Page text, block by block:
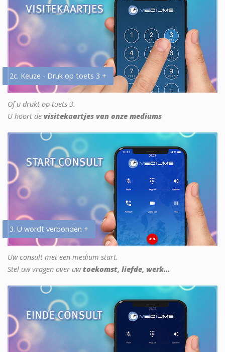
2c. Keuze - Druk op toets 3 +
Of u drukt op toets 3.
U hoort de visitekaartjes van onze mediums
3. U wordt verbonden +
Uw consult met een medium start.
Stel uw vragen over uwtoekomst, liefde, werk...